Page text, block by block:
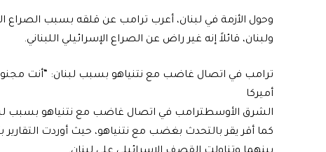
وحول الأزمة في لبنان، أعرب ترامب عن قلقه بسبب الصراع
ولبنان، قائلاً إنه غير راض عن الصراع الإسرائيلي اللبناني.
ترامب في اتصال غاضب مع نتنياهو بسبب لبنان: “أنت
أميركا
الشرق الأوسطترامب في اتصال غاضب مع نتنياهو بسبب
كما أقر يقر بالتحدث بغضب مع نتنياهو، حيث أوردت التقارير